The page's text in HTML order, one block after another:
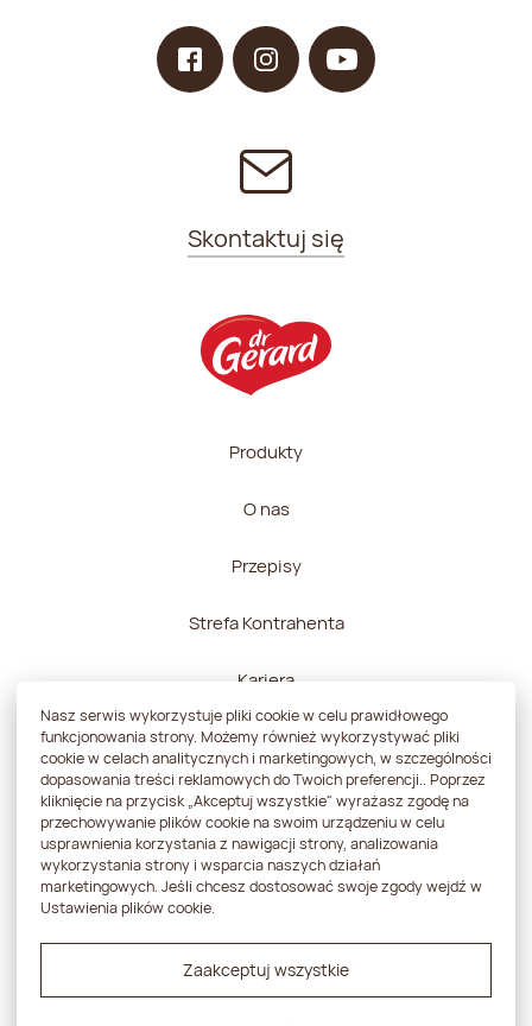
Skontaktuj się
Produkty
O nas
Przepisy
Strefa Kontrahenta
Kariera
Kontakt
Polityka prywatności
Strategia podatkowa
Zgłoszenie sygnalisty
Nasz serwis wykorzystuje pliki cookie w celu prawidłowego
funkcjonowania strony. Możemy również wykorzystywać pliki
cookie w celach analitycznych i marketingowych, w szczególności
dopasowania treści reklamowych do Twoich preferencji.. Poprzez
kliknięcie na przycisk „Akceptuj wszystkie" wyrażasz zgodę na
przechowywanie plików cookie na swoim urządzeniu w celu
usprawnienia korzystania z nawigacji strony, analizowania
wykorzystania strony i wsparcia naszych działań
marketingowych. Jeśli chcesz dostosować swoje zgody wejdź w
Ustawienia plików cookie.
Zaakceptuj wszystkie